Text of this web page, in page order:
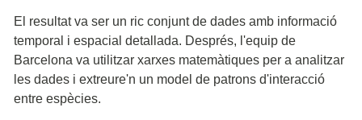
El resultat va ser un ric conjunt de dades amb informació
temporal i espacial detallada. Després, l'equip de
Barcelona va utilitzar xarxes matemàtiques per a analitzar
les dades i extreure'n un model de patrons d'interacció
entre espècies.